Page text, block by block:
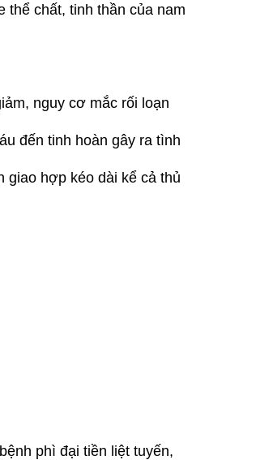
chất, tinh thần của nam
nguy cơ mắc rối loạn
đến tinh hoàn gây ra tình
giao hợp kéo dài kể cả thủ
phì đại tiền liệt tuyến,